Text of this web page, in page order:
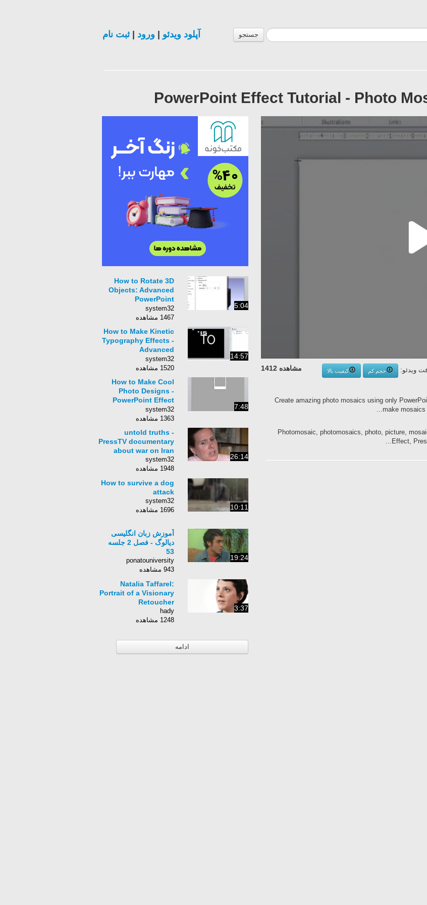
جستجو آپلود ویدئو ورود |ثبت نام
PowerPoint Effect Tutorial - Photo
مشاهده 1412 ویدئو: حجم کم
کیفیت بالا
Create amazing photo mosaics using only
make mosaics
Photomosaic, photomosaics, photo, picture,
Effect,
5:04
How to Rotate 3D
Objects: Advanced
PowerPoint
Animation Tutorial
system32
1467 مشاهده
14:57
How to Make Kinetic
Typography Effects -
Advanced
Powerpoint
Animation Tutorial
system32
1520 مشاهده
7:48
How to Make Cool
Photo Designs -
PowerPoint Effect
Tutorial
system32
1363 مشاهده
26:14
untold truths -
PressTV documentary
about war on Iran
system32
1948 مشاهده
10:11
How to survive a dog
attack
system32
1696 مشاهده
19:24
آموزش زبان انگلیسی
دیالوگ - فصل 2 جلسه
53
ponatouniversity
943 مشاهده
3:37
Natalia Taffarel:
Portrait of a Visionary
Retoucher
hady
1248 مشاهده
ادامه